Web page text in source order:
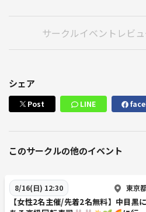
サークルイベントレビ
シェア
Post LINE
このサークルの他のイベント
8/16(日) 12:30 東京
【女性2名主催/先着2名無料】中目黒に